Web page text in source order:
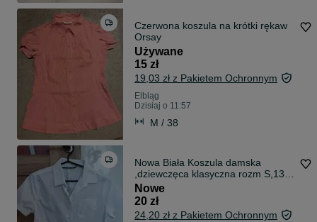
Czerwona koszula na krótki rękaw
Orsay
Używane
15 zł
19,03 zł z Pakietem Ochronnym
Elbląg
Dzisiaj o 11:57
M / 38
Nowa Biała Koszula damska
,dziewczęca klasyczna rozm S,13-
14 lat
Nowe
20 zł
24,20 zł z Pakietem Ochronnym